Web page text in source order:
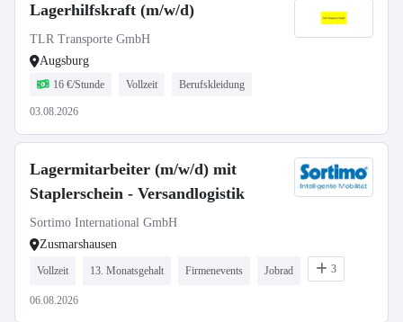
Lagerhilfskraft (m/w/d)
TLR Transporte GmbH
Augsburg
16 €/Stunde Vollzeit Berufskleidung
03.08.2026
Lagermitarbeiter (m/w/d) mit
Staplerschein - Versandlogistik
Sortimo International GmbH
Zusmarshausen
Vollzeit 13. Monatsgehalt Firmenevents Jobrad 3
06.08.2026